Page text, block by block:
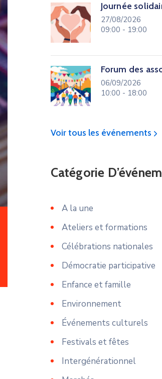
Journée
27/08/2026
09:00 - 19:00
Forum des
06/09/2026
10:00 - 18:00
Voir tous les événements
Catégorie
A la une
Ateliers et formations
Célébrations nationales
Démocratie participative
Enfance et famille
Environnement
Événements culturels
Festivals et fêtes
Intergénérationnel